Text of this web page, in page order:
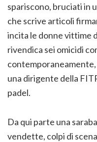
spariscono, bruciati in
che scrive articoli
incita le donne vittime
rivendica sei omicidi
contemporaneamente,
una dirigente della
padel.
Da qui parte una
vendette, colpi di